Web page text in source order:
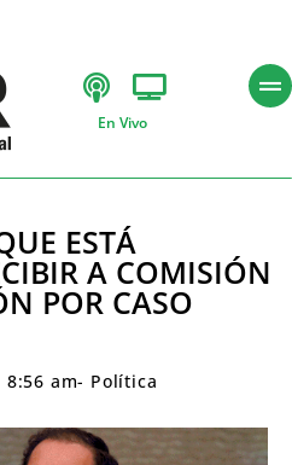
En Vivo
ESTÁ
A COMISIÓN
POR CASO
8:56 am- Política